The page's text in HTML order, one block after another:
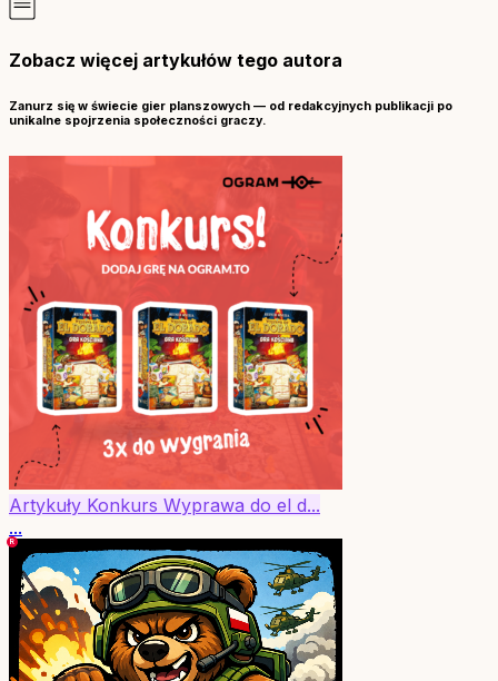
Zobacz więcej artykułów tego autora
Zanurz się w świecie gier planszowych — od redakcyjnych publikacji po
unikalne spojrzenia społeczności graczy.
Artykuły Konkurs Wyprawa do el d...
...